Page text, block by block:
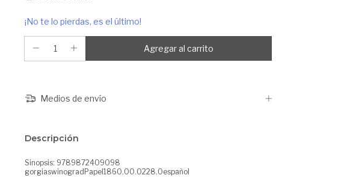
¡No te lo pierdas, es el último!
Medios de envío
Descripción
Sinopsis: 9789872409098
gorgiaswinogradPapel1860.00.0228.0español